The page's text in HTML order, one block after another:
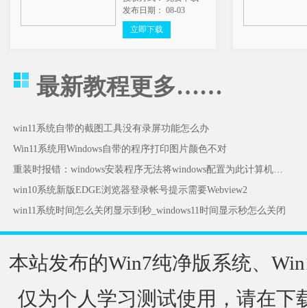
发布日期： 08-03
立即下载
最新教程更多……
win11系统自带的截图工具没有录屏功能怎么办
Win11系统用Windows自带的程序打印图片颜色不对
重装时报错：windows安装程序无法将windows配置为此计算机的硬件运行怎么办
win10系统新版EDGE浏览器登录帐号提示需要Webview2
win11系统时间怎么关闭显示到秒_windows11时间显示秒怎么关闭
本站发布的Win7纯净版系统、
仅为个人学习测试使用，请在下